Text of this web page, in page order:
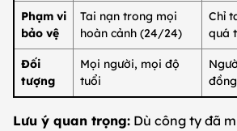
Phạm vi
bảo vệ
Tai nạn trong mọi
hoàn cảnh (24/24)
Chỉ
quá
Đối
tượng
Mọi người, mọi độ
tuổi
đồng
Lưu ý quan trọng: Dù công ty đã